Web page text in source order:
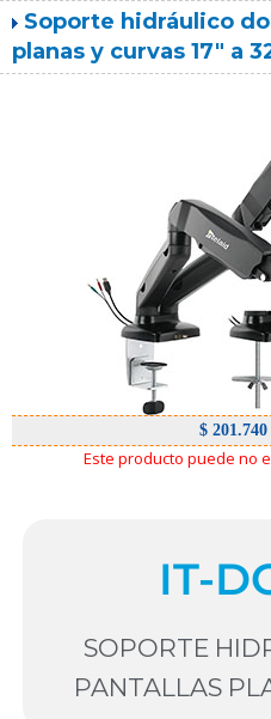
Soporte hidráulico
planas y curvas 17" a
$ 201.740
Este producto puede no
IT-
SOPORTE
PANTALLAS